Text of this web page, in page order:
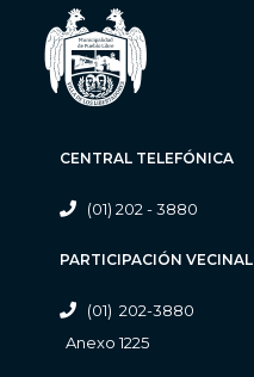
CENTRAL TELEFÓNICA
(01) 202 - 3880
PARTICIPACIÓN VECINAL
(01) 202-3880
Anexo 1225